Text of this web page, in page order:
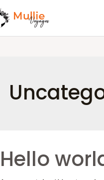
Hello